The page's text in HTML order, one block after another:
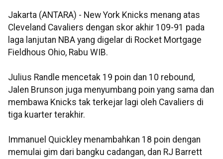
Jakarta (ANTARA) - New York Knicks menang atas
Cleveland Cavaliers dengan skor akhir 109-91 pada
laga lanjutan NBA yang digelar di Rocket Mortgage
Fieldhous Ohio, Rabu WIB.
Julius Randle mencetak 19 poin dan 10 rebound,
Jalen Brunson juga menyumbang poin yang sama dan
membawa Knicks tak terkejar lagi oleh Cavaliers di
tiga kuarter terakhir.
Immanuel Quickley menambahkan 18 poin dengan
memulai gim dari bangku cadangan, dan RJ Barrett